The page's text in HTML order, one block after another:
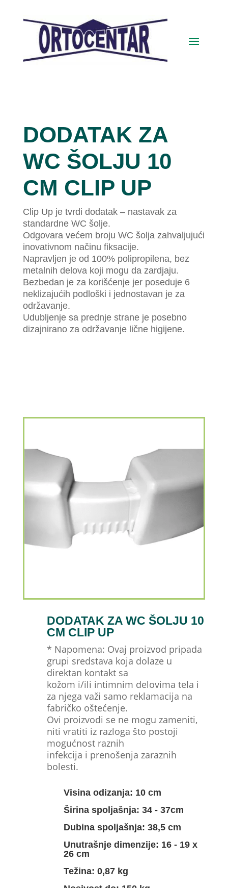
DODATAK ZA
WC ŠOLJU 10
CM CLIP UP
Clip Up je tvrdi dodatak – nastavak za
standardne WC šolje.
Odgovara većem broju WC šolja zahvaljujući
inovativnom načinu fiksacije.
Napravljen je od 100% polipropilena, bez
metalnih delova koji mogu da zardjaju.
Bezbedan je za korišćenje jer poseduje 6
neklizajućih podloški i jednostavan je za
održavanje.
Udubljenje sa prednje strane je posebno
dizajnirano za održavanje lične higijene.
DODATAK ZA WC ŠOLJU 10
CM CLIP UP
* Napomena: Ovaj proizvod pripada
grupi sredstava koja dolaze u
direktan kontakt sa
kožom i/ili intimnim delovima tela i
za njega važi samo reklamacija na
fabričko oštećenje.
Ovi proizvodi se ne mogu zameniti,
niti vratiti iz razloga što postoji
mogućnost raznih
infekcija i prenošenja zaraznih
bolesti.
Visina odizanja: 10 cm
Širina spoljašnja: 34 - 37cm
Dubina spoljašnja: 38,5 cm
Unutrašnje dimenzije: 16 - 19 x
26 cm
Težina: 0,87 kg